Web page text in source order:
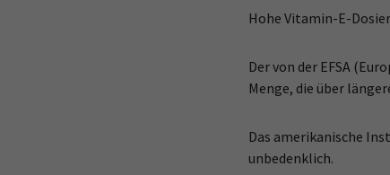
Hohe Vitamin-E-
Der von der EFSA
Menge, die über
Das amerikanische
unbedenklich.